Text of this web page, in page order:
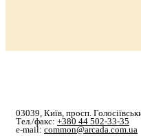
03039, Київ, просп.
Тел./факс: +380 44 502-33-35
e-mail: common@arcada.com.ua